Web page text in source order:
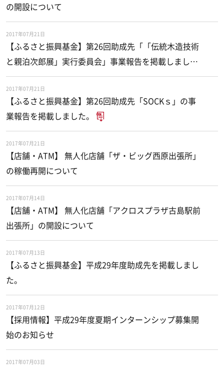
の開設について
2017年07月21日
【ふるさと振興基金】第26回助成先「「伝統木造技術
と親泊次郎展」実行委員会」事業報告を掲載しまし
た。
2017年07月21日
【ふるさと振興基金】第26回助成先「SOCKｓ」の事
業報告を掲載しました。
2017年07月21日
【店舗・ATM】 無人化店舗「ザ・ビッグ西原出張所」
の稼働再開について
2017年07月14日
【店舗・ATM】 無人化店舗「アクロスプラザ古島駅前
出張所」の開設について
2017年07月13日
【ふるさと振興基金】平成29年度助成先を掲載しまし
た。
2017年07月12日
【採用情報】平成29年度夏期インターンシップ募集開
始のお知らせ
2017年07月03日